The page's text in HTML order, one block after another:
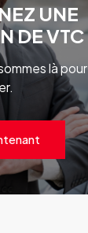
UNE
DE VTC
là pour